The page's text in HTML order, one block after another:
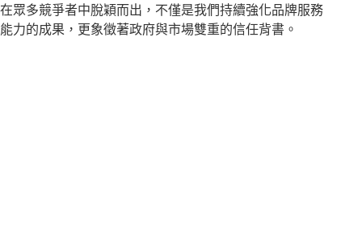
在眾多競爭者中脫穎而出，不僅是我們持續強化品牌服務
能力的成果，更象徵著政府與市場雙重的信任背書。